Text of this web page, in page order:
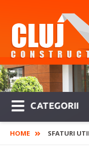
CATEGORII
HOME SFATURI